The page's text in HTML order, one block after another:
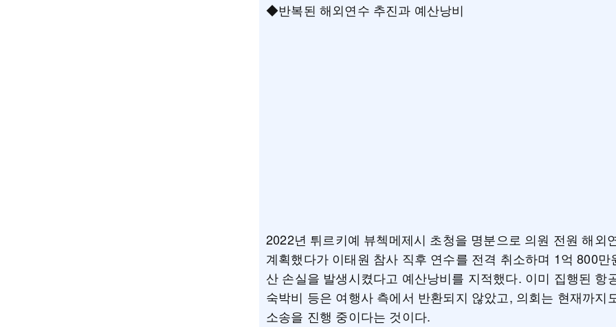
◆반복된 해외연수 추진과 예산낭비
2022년 튀르키예 뷰첵메제시 초청을 명분으로 의원 전원 해외
계획했다가 이태원 참사 직후 연수를 전격 취소하며 1억 800만
산 손실을 발생시켰다고 예산낭비를 지적했다. 이미 집행된 항
숙박비 등은 여행사 측에서 반환되지 않았고, 의회는 현재까지
소송을 진행 중이다는 것이다.